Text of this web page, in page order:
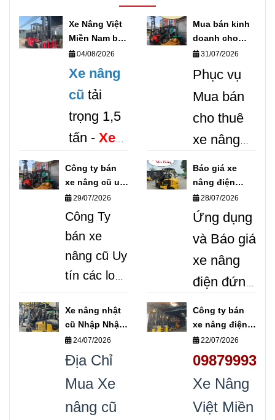
Xe Nâng Việt
Miền Nam bán
xe nâng điện
cũ uy tín giá
rẻ
04/08/2026
Xe nâng
cũ tải
trọng 1,5
tấn - Xe
Việt Miền
Nam Bán
xe nâng
điện 1,5
tấn cũ
GIÁ
RẺ.dịch
vụ cho
sửa chữa
Mua bán kinh
doanh cho
thuê xe nâng
quốc
31/07/2026
Phục vụ
Mua bán
cho thuê
xe nâng
cũ / mới
trên toàn
quốc.
Hotline
0987.999.307
/ 0868.
405.519
Ms
Trang.Mua
bán kinh
doanh xe
nâng hàng
Công ty bán
xe nâng cũ uy
tín các loại
29/07/2026
Công Ty
bán xe
nâng cũ Uy
tín các loại.
nâng dầu
cũ/ xe
nâng điện
nâng gas
cũ Gía rẻ
Báo giá xe
nâng điện
đứng lái/ xe
nâng điện
ngồi lái
0987999307
28/07/2026
Ứng dụng
và Báo giá
xe nâng
điện đứng
lái/ Xe
nâng điện
ngồi lái đã
qua sử
dụng.
0987.999.307
Xe nâng nhật
cũ Nhập Nhật
các loại
24/07/2026
Địa Chỉ
Mua Xe
nâng cũ
Công ty bán
xe nâng điện
mới cũ các
22/07/2026
0987999307
Xe Nâng
Việt Miền